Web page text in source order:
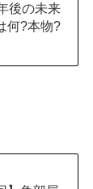
後の未来
何?本物?